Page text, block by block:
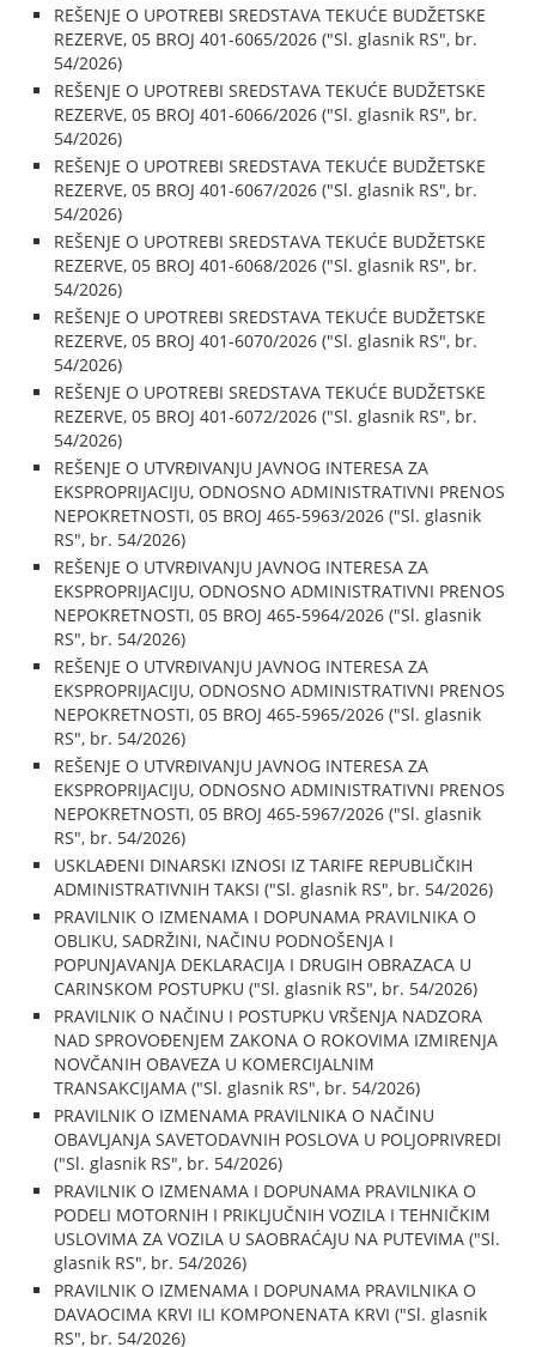
REŠENJE O UPOTREBI SREDSTAVA TEKUĆE BUDŽETSKE
REZERVE, 05 BROJ 401-6065/2026 ("Sl. glasnik RS", br.
54/2026)
REŠENJE O UPOTREBI SREDSTAVA TEKUĆE BUDŽETSKE
REZERVE, 05 BROJ 401-6066/2026 ("Sl. glasnik RS", br.
54/2026)
REŠENJE O UPOTREBI SREDSTAVA TEKUĆE BUDŽETSKE
REZERVE, 05 BROJ 401-6067/2026 ("Sl. glasnik RS", br.
54/2026)
REŠENJE O UPOTREBI SREDSTAVA TEKUĆE BUDŽETSKE
REZERVE, 05 BROJ 401-6068/2026 ("Sl. glasnik RS", br.
54/2026)
REŠENJE O UPOTREBI SREDSTAVA TEKUĆE BUDŽETSKE
REZERVE, 05 BROJ 401-6070/2026 ("Sl. glasnik RS", br.
54/2026)
REŠENJE O UPOTREBI SREDSTAVA TEKUĆE BUDŽETSKE
REZERVE, 05 BROJ 401-6072/2026 ("Sl. glasnik RS", br.
54/2026)
REŠENJE O UTVRĐIVANJU JAVNOG INTERESA ZA
EKSPROPRIJACIJU, ODNOSNO ADMINISTRATIVNI PRENOS
NEPOKRETNOSTI, 05 BROJ 465-5963/2026 ("Sl. glasnik
RS", br. 54/2026)
REŠENJE O UTVRĐIVANJU JAVNOG INTERESA ZA
EKSPROPRIJACIJU, ODNOSNO ADMINISTRATIVNI PRENOS
NEPOKRETNOSTI, 05 BROJ 465-5964/2026 ("Sl. glasnik
RS", br. 54/2026)
REŠENJE O UTVRĐIVANJU JAVNOG INTERESA ZA
EKSPROPRIJACIJU, ODNOSNO ADMINISTRATIVNI PRENOS
NEPOKRETNOSTI, 05 BROJ 465-5965/2026 ("Sl. glasnik
RS", br. 54/2026)
REŠENJE O UTVRĐIVANJU JAVNOG INTERESA ZA
EKSPROPRIJACIJU, ODNOSNO ADMINISTRATIVNI PRENOS
NEPOKRETNOSTI, 05 BROJ 465-5967/2026 ("Sl. glasnik
RS", br. 54/2026)
USKLAĐENI DINARSKI IZNOSI IZ TARIFE REPUBLIČKIH
ADMINISTRATIVNIH TAKSI ("Sl. glasnik RS", br. 54/2026)
PRAVILNIK O IZMENAMA I DOPUNAMA PRAVILNIKA O
OBLIKU, SADRŽINI, NAČINU PODNOŠENJA I
POPUNJAVANJA DEKLARACIJA I DRUGIH OBRAZACA U
CARINSKOM POSTUPKU ("Sl. glasnik RS", br. 54/2026)
PRAVILNIK O NAČINU I POSTUPKU VRŠENJA NADZORA
NAD SPROVOĐENJEM ZAKONA O ROKOVIMA IZMIRENJA
NOVČANIH OBAVEZA U KOMERCIJALNIM
TRANSAKCIJAMA ("Sl. glasnik RS", br. 54/2026)
PRAVILNIK O IZMENAMA PRAVILNIKA O NAČINU
OBAVLJANJA SAVETODAVNIH POSLOVA U POLJOPRIVREDI
("Sl. glasnik RS", br. 54/2026)
PRAVILNIK O IZMENAMA I DOPUNAMA PRAVILNIKA O
PODELI MOTORNIH I PRIKLJUČNIH VOZILA I TEHNIČKIM
USLOVIMA ZA VOZILA U SAOBRAĆAJU NA PUTEVIMA ("Sl.
glasnik RS", br. 54/2026)
PRAVILNIK O IZMENAMA I DOPUNAMA PRAVILNIKA O
DAVAOCIMA KRVI ILI KOMPONENATA KRVI ("Sl. glasnik
RS", br. 54/2026)